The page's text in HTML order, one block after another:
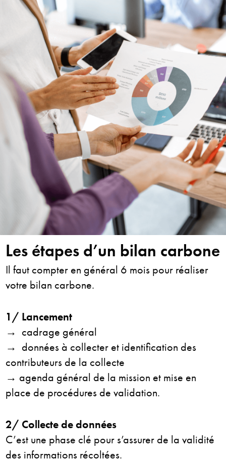
Les étapes d’un bilan carbone
Il faut compter en général 6 mois pour réaliser
votre bilan carbone.
1/ Lancement
→ cadrage général
→ données à collecter et identification des
contributeurs de la collecte
→ agenda général de la mission et mise en
place de procédures de validation.
2/ Collecte de données
C’est une phase clé pour s’assurer de la validité
des informations récoltées.